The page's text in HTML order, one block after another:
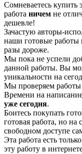
Сомневаетесь купить
работа ничем не
дешевле!
Зачастую авторы-
наши готовые работы
разы дороже.
Мы пока не успели
данной работы. Вы
уникальности на
Мы проверяем
Времени на
уже сегодня.
Боитесь покупать
готовая работа, но на
свободном доступе
Эта работа есть
эту работу в